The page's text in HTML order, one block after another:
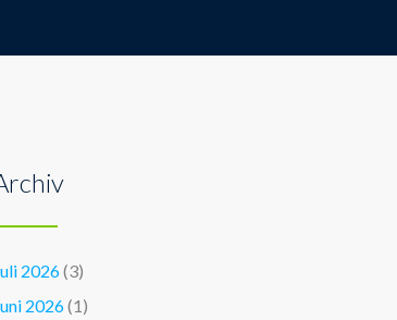
2026(3)
2026(1)